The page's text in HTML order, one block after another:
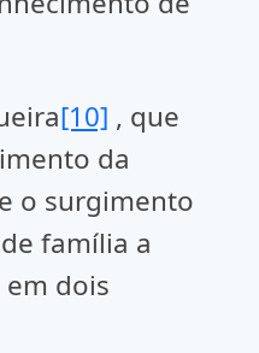
[10] , que
da
o surgimento
família a
dois